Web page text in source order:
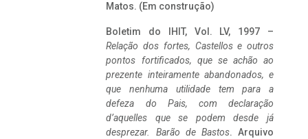
Matos. (Em construção)
Boletim do IHIT, Vol. LV, 1997 –
Relação dos fortes, Castellos e outros
pontos fortificados, que se achão ao
prezente inteiramente abandonados, e
que nenhuma utilidade tem para a
defeza do Pais, com declaração
d’aquelles que se podem desde já
desprezar. Barão de Bastos. Arquivo